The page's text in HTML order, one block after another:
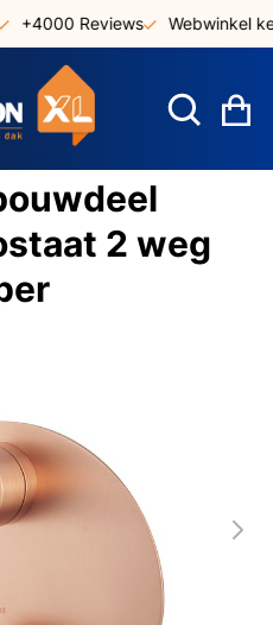
+4000 Reviews Webwinkel
2 weg